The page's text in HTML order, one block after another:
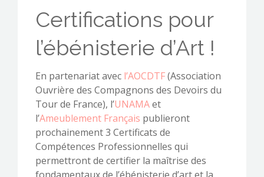
CONTACTEZ-NOUS !
Certifications pour
l’ébénisterie d’Art !
En partenariat avec l’AOCDTF(Association
Ouvrière des Compagnons des Devoirs du
Tour de France), l’UNAMAet
l’Ameublement Français publieront
prochainement 3 Certificats de
Compétences Professionnelles qui
permettront de certifier la maîtrise des